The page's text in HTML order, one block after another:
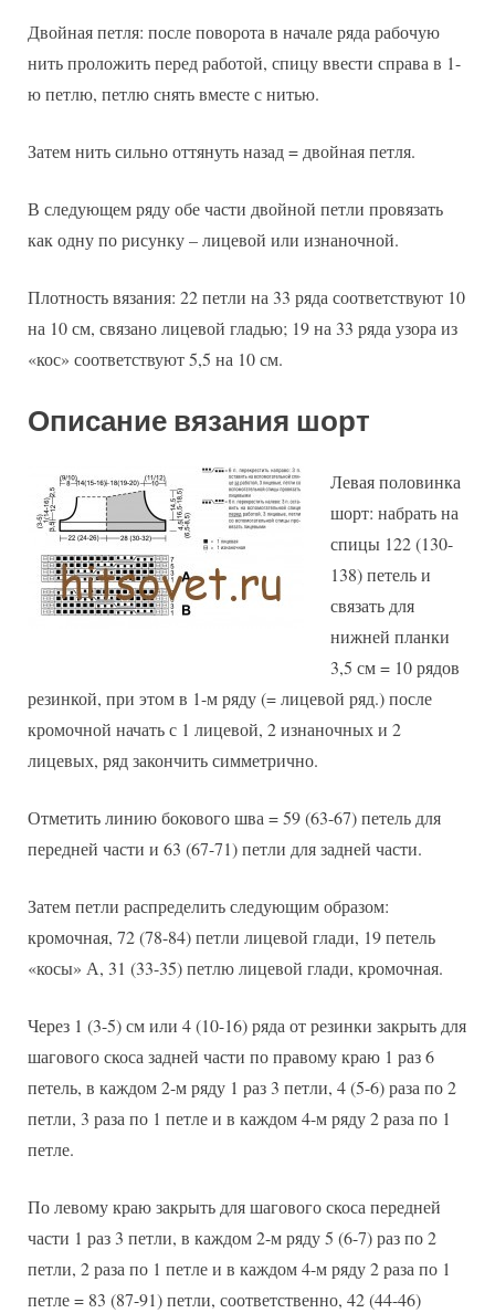
Двойная петля: после поворота в начале ряда рабочую
нить проложить перед работой, спицу ввести справа в 1-
ю петлю, петлю снять вместе с нитью.
Затем нить сильно оттянуть назад = двойная петля.
В следующем ряду обе части двойной петли провязать
как одну по рисунку – лицевой или изнаночной.
Плотность вязания: 22 петли на 33 ряда соответствуют 10
на 10 см, связано лицевой гладью; 19 на 33 ряда узора из
«кос» соответствуют 5,5 на 10 см.
Описание вязания шорт
Левая половинка
шорт: набрать на
спицы 122 (130-
138) петель и
связать для
нижней планки
3,5 см = 10 рядов
резинкой, при этом в 1-м ряду (= лицевой ряд.) после
кромочной начать с 1 лицевой, 2 изнаночных и 2
лицевых, ряд закончить симметрично.
Отметить линию бокового шва = 59 (63-67) петель для
передней части и 63 (67-71) петли для задней части.
Затем петли распределить следующим образом:
кромочная, 72 (78-84) петли лицевой глади, 19 петель
«косы» А, 31 (33-35) петлю лицевой глади, кромочная.
Через 1 (3-5) см или 4 (10-16) ряда от резинки закрыть для
шагового скоса задней части по правому краю 1 раз 6
петель, в каждом 2-м ряду 1 раз 3 петли, 4 (5-6) раза по 2
петли, 3 раза по 1 петле и в каждом 4-м ряду 2 раза по 1
петле.
По левому краю закрыть для шагового скоса передней
части 1 раз 3 петли, в каждом 2-м ряду 5 (6-7) раз по 2
петли, 2 раза по 1 петле и в каждом 4-м ряду 2 раза по 1
петле = 83 (87-91) петли, соответственно, 42 (44-46)